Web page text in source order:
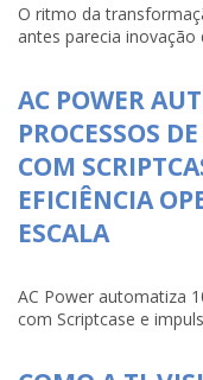
O ritmo da
antes parecia inovação
AC POWER
PROCESSOS
COM
EFICIÊNCIA
ESCALA
AC Power automatiza
com Scriptcase e